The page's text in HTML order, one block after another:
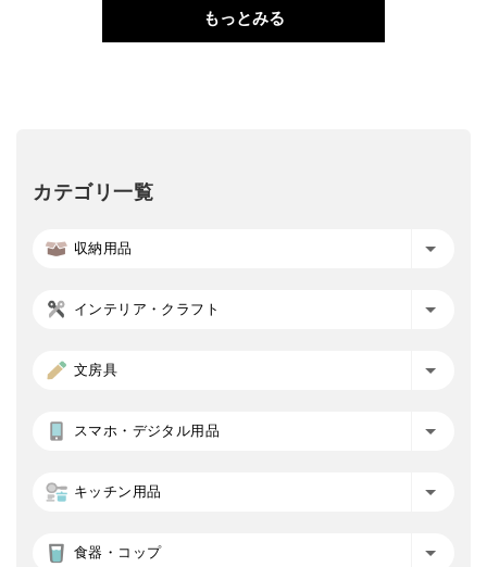
もっとみる
カテゴリ一覧
収納用品
インテリア・クラフト
文房具
スマホ・デジタル用品
キッチン用品
食器・コップ